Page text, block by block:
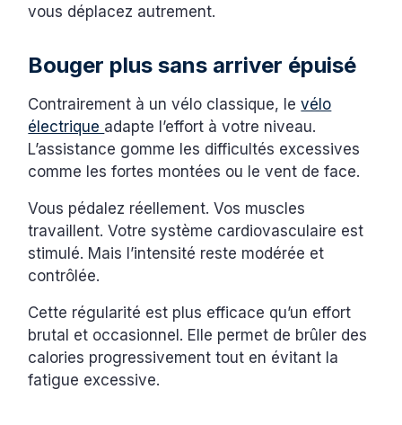
vous déplacez autrement.
Bouger plus sans arriver épuisé
Contrairement à un vélo classique, levélo
électrique adapte l’effort à votre niveau.
L’assistance gomme les difficultés excessives
comme les fortes montées ou le vent de face.
Vous pédalez réellement. Vos muscles
travaillent. Votre système cardiovasculaire est
stimulé. Mais l’intensité reste modérée et
contrôlée.
Cette régularité est plus efficace qu’un effort
brutal et occasionnel. Elle permet de brûler des
calories progressivement tout en évitant la
fatigue excessive.